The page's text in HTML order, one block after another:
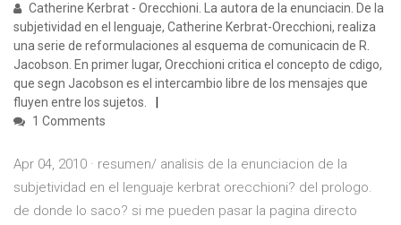
Catherine Kerbrat - Orecchioni. La autora de la enunciacin. De la
subjetividad en el lenguaje, Catherine Kerbrat-Orecchioni, realiza
una serie de reformulaciones al esquema de comunicacin de R.
Jacobson. En primer lugar, Orecchioni critica el concepto de cdigo,
que segn Jacobson es el intercambio libre de los mensajes que
fluyen entre los sujetos.
1 Comments
Apr 04, 2010 · resumen/ analisis de la enunciacion de la
subjetividad en el lenguaje kerbrat orecchioni? del prologo.
de donde lo saco? si me pueden pasar la pagina directo